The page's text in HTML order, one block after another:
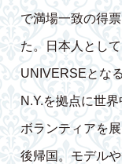
で満場一致の得
た。日本人とし
UNIVERSEとな
N.Y.を拠点に世
ボランティアを
後帰国。モデル